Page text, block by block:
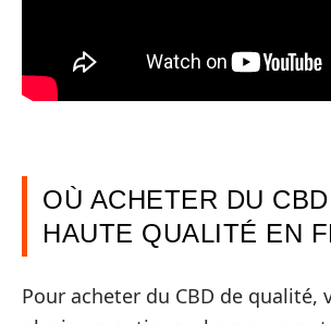
OÙ ACHETER DU
HAUTE QUALITÉ EN
Pour acheter du CBD de qualité,